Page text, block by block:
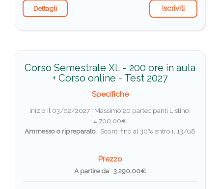
Dettagli Iscriviti
Corso Semestrale XL - 200 ore in aula
+ Corso online - Test 2027
Specifiche
Inizio il 03/02/2027 I Massimo 20 partecipanti Listino:
4.700,00€
Ammesso o ripreparato | Sconti fino al 30% entro il 13/08
Prezzo
A partire da: 3.290,00€